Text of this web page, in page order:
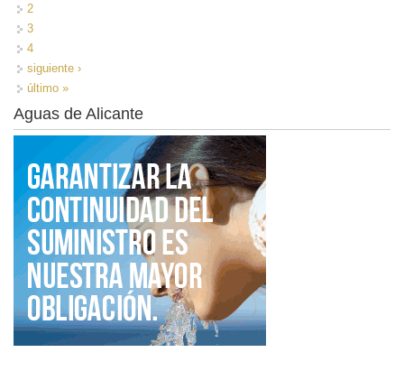
2
3
4
siguiente ›
último »
Aguas de Alicante